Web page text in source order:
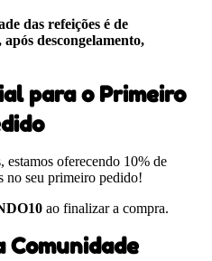
das refeições é de
após descongelamento,
para o Primeiro
estamos oferecendo 10% de
no seu primeiro pedido!
ao finalizar a compra.
Comunidade